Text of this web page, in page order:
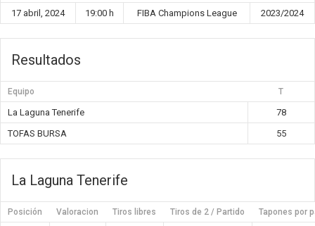
17 abril, 2024 19:00 h FIBA Champions League 2023/2024
Resultados
Equipo T
La Laguna Tenerife
78
TOFAS BURSA
55
La Laguna Tenerife
Posición Valoracion Tiros libres Tiros de 2 / Partido Tapones por